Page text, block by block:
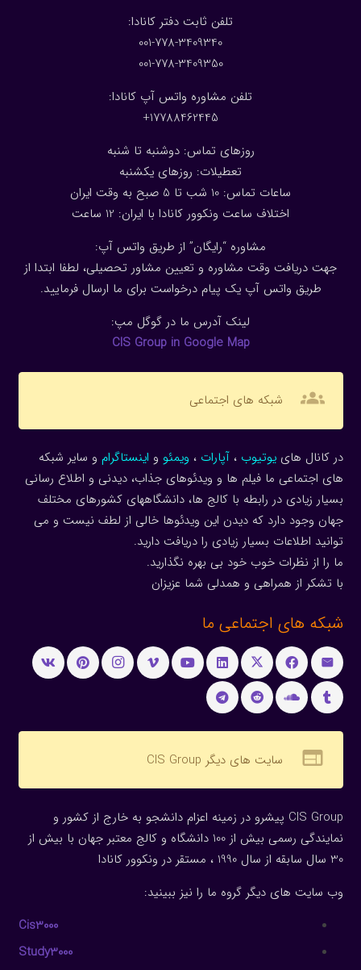
:تلفن ثابت دفتر کانادا
001-778-3409340
001-778-3409350
تلفن مشاوره واتس آپ کانادا:
17788462445+
روزهای تماس: دوشنبه تا شنبه
تعطیلات: روزهای یکشنبه
ساعات تماس: 10 شب تا 5 صبح به وقت ایران
اختلاف ساعت ونکوور کانادا با ایران: 1 2 ساعت
مشاوره “رایگان” از طریق واتس آپ:
جهت دریافت وقت مشاوره و تعیین مشاور تحصیلی، لطفا ابتدا از
طریق واتس آپ یک پیام درخواست برای ما ارسال فرمایید.
لینک آدرس ما در گوگل مپ:
CIS Group in Google Map
groups شبکه های اجتماعی
در کانال هاییوتیوب ، آپارات ، ویمئو و اینستاگرام و سایر شبکه
های اجتماعی ما فیلم ها و ویدئوهای جذاب، دیدنی و اطلاع رسانی
بسیار زیادی در رابطه با کالج ها، دانشگاههای کشورهای مختلف
جهان وجود دارد که دیدن این ویدئوها خالی از لطف نیست و می
توانید اطلاعات بسیار زیادی را دریافت دارید.
ما را از نظرات خوب خود بی بهره نگذارید.
با تشکر از همراهی و همدلی شما عزیزان
شبکه های اجتماعی ما
web سایت های دیگر CIS Group
CIS Group پیشرو در زمینه اعزام دانشجو به خارج از کشور و
نمایندگی رسمی بیش از 100 دانشگاه و کالج معتبر جهان با بیش از
30 سال سابقه از سال 1990 ، مستقر در ونکوور کانادا
وب سایت های دیگر گروه ما را نیز ببینید:
Cis3000
Study3000